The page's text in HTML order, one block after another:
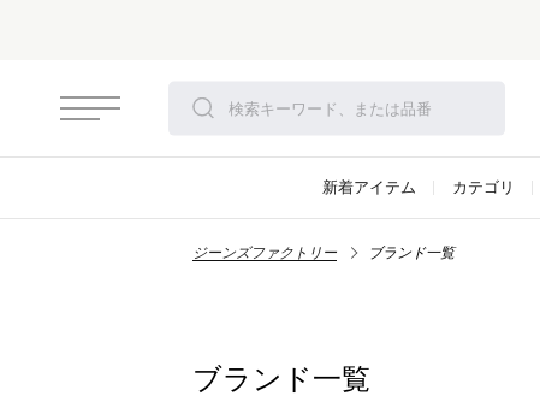
新着アイテム カテゴリ
ジーンズファクトリー ブランド一覧
ブランド一覧